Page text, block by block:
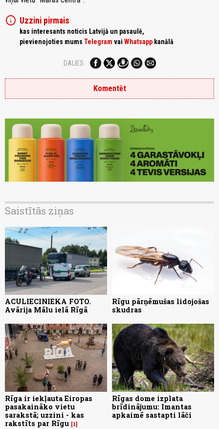
info Uzzini pirmais
kas interesants noticis Latvijā un pasaulē,
pievienojoties mums Telegram vai Whatsapp kanālā
DALIES:
Komentēt
Saistītās ziņas
ACULIECINIEKA FOTO.
Avārija Mālu ielā Rīgā
Rīgu pārņēmušas lidojošas
skudras
Rīga ir iekļauta Eiropas
pasakaināko vietu
sarakstā; uzzini - kas
rakstīts par Rīgu 1
Rīgas dome izplata
brīdinājumu: Imantas
apkaimē sastapti lāči